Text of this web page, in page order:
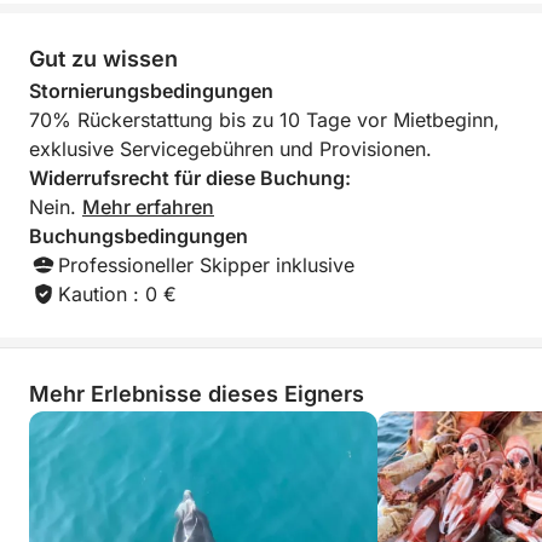
Sie einer unvergesslichen Erinnerung entgegen.
Gut zu wissen
Stornierungsbedingungen
70% Rückerstattung bis zu 10 Tage vor Mietbeginn,
exklusive Servicegebühren und Provisionen.
Widerrufsrecht für diese Buchung:
Nein. Mehr erfahren
Buchungsbedingungen
Professioneller Skipper inklusive
Kaution : 0 €
Mehr Erlebnisse dieses Eigners